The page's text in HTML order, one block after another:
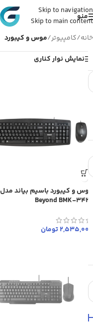
Skip to navigation
Skip to main content
منو
خانه/کامپیوتر/موس و کیبورد
نمایش نوار کناری
موس و کیبورد باسیم بیاند مدل
Beyond BMK-3420
2,535,000تومان